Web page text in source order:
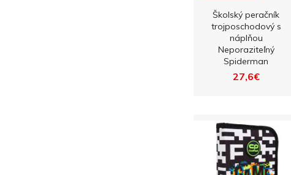
Školský peračník
trojposchodový s
náplňou
Neporaziteľný
Spiderman
27,6€